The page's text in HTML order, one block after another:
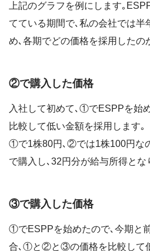
上記のグラフを例にします｡
てている期間で､私の会社では半
め､各期でどの価格を採用したの
②で購入した価格
入社して初めて､①でESPPを始
比較して低い金額を採用します｡
①で1株80円､②では1株100円な
で購入し､32円分が給与所得とな
③で購入した価格
①でESPPを始めたので､今期と
合､①と②と③の価格を比較して